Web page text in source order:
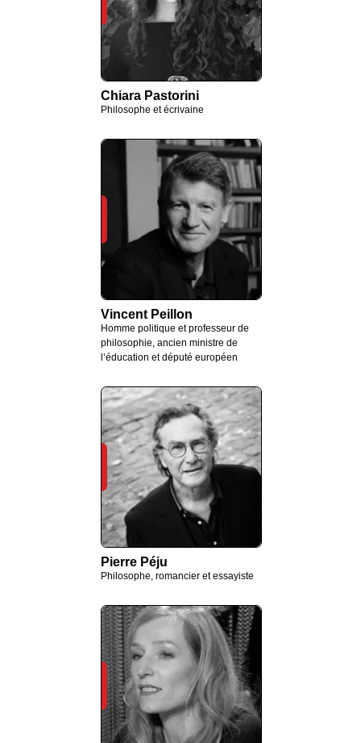
Chiara Pastorini
Philosophe et écrivaine
Vincent Peillon
Homme politique et professeur de
philosophie, ancien ministre de
l’éducation et député européen
Pierre Péju
Philosophe, romancier et essayiste